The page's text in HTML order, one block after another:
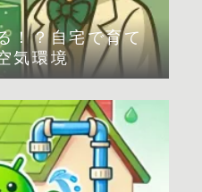
！？自宅で育て
気環境